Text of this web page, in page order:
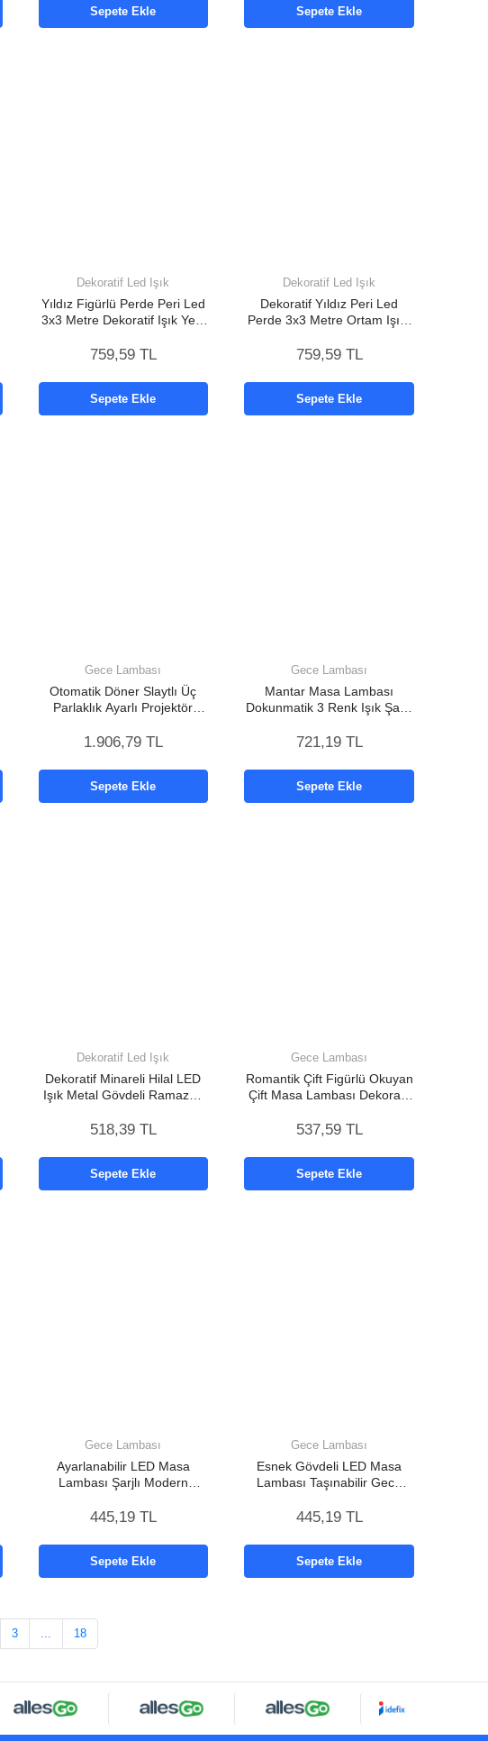
Sepete Ekle Sepete Ekle
Dekoratif Led Işık
Yıldız Figürlü Perde Peri Led
3x3 Metre Dekoratif Işık Yeni
759,59 TL
Sepete Ekle
Dekoratif Led Işık
Dekoratif Yıldız Peri Led
Perde 3x3 Metre Ortam Işığı
759,59 TL
Sepete Ekle
Gece Lambası
Otomatik Döner Slaytlı Üç
Parlaklık Ayarlı Projektör
1.906,79 TL
Sepete Ekle
Gece Lambası
Mantar Masa Lambası
Dokunmatik 3 Renk Işık Şarjlı
Tasarım Yeni Nesil
721,19 TL
Sepete Ekle
Dekoratif Led Işık
Dekoratif Minareli Hilal LED
Işık Metal Gövdeli Ramazan
518,39 TL
Sepete Ekle
Gece Lambası
Romantik Çift Figürlü Okuyan
Çift Masa Lambası Dekoratif
537,59 TL
Sepete Ekle
Gece Lambası
Ayarlanabilir LED Masa
Lambası Şarjlı Modern
445,19 TL
Sepete Ekle
Gece Lambası
Esnek Gövdeli LED Masa
Lambası Taşınabilir Gece
445,19 TL
Sepete Ekle
3 18